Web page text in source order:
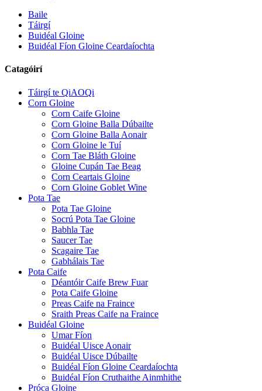
Baile
Táirgí
Buidéal Gloine
Buidéal Fíon Gloine Ceardaíochta
Catagóirí
Táirgí te QiAOQi
Corn Gloine
Corn Caife Gloine
Corn Gloine Balla Dúbailte
Corn Gloine Balla Aonair
Corn Gloine le Tuí
Corn Tae Bláth Gloine
Gloine Cupán Tae Beag
Corn Ceartais Gloine
Corn Gloine Goblet Wine
Pota Tae
Pota Tae Gloine
Socrú Pota Tae Gloine
Babhla Tae
Saucer Tae
Scagaire Tae
Gabhálais Tae
Pota Caife
Déantóir Caife Brew Fuar
Pota Caife Gloine
Preas Caife na Fraince
Sraith Preas Caife na Fraince
Buidéal Gloine
Umar Fíon
Buidéal Uisce Aonair
Buidéal Uisce Dúbailte
Buidéal Fíon Gloine Ceardaíochta
Buidéal Fíon Cruthaithe Ainmhithe
Próca Gloine